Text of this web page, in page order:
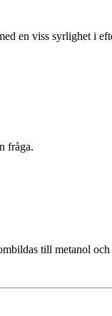
en viss syrlighet i
fråga.
till metanol